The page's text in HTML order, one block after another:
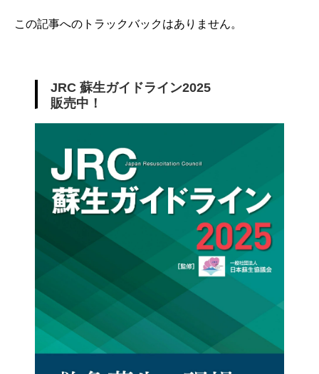
この記事へのトラックバックはありません。
JRC 蘇生ガイドライン2025
販売中！